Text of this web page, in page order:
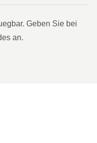
Geben Sie bei
an.